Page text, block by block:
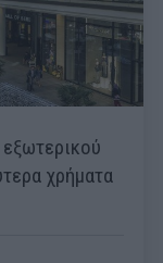
χρήματα